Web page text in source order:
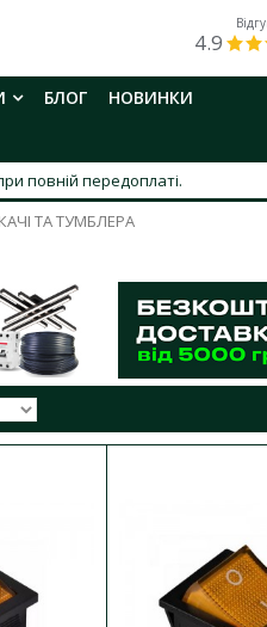
4.9
БЛОГ
НОВИНКИ
повній передоплаті.
ТА ТУМБЛЕРА
призначений для комутації
живлення тощ..